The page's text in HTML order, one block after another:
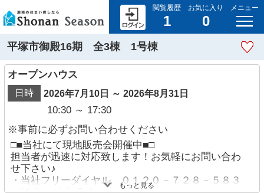
閲覧履歴
1
お気に入り
0
メニュー
平塚市御殿16期 全3棟 1号棟
オープンハウス
日時 2026年7月10日 ～ 2026年8月31日
10:30 ～ 17:30
※事前に必ずお問い合わせください
□■当社にて現地販売会開催中■□
担当者が迅速に対応致します！お気軽にお問い合わ
せ下さい♪
・当社フリーダイヤル ０１２０－７２８－５８３
もっと見る